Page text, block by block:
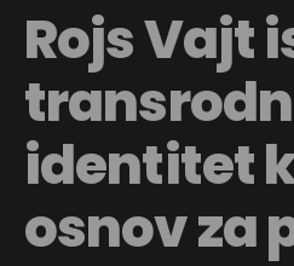
Rojs Vajt
identitet
osnov za